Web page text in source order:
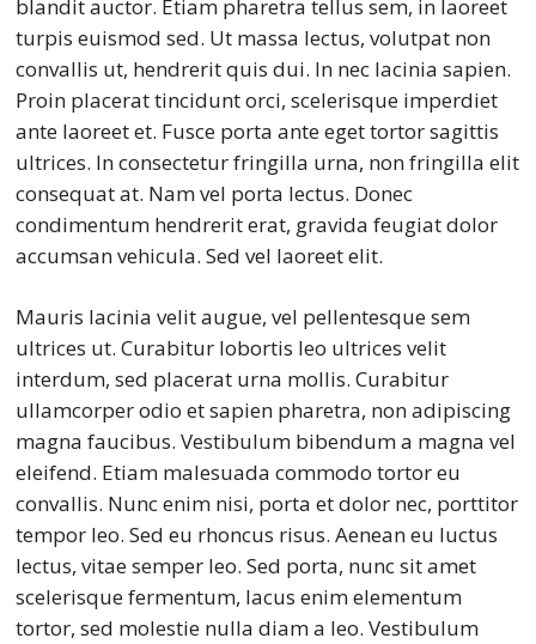
blandit auctor. Etiam pharetra tellus sem, in laoreet
turpis euismod sed. Ut massa lectus, volutpat non
convallis ut, hendrerit quis dui. In nec lacinia sapien.
Proin placerat tincidunt orci, scelerisque imperdiet
ante laoreet et. Fusce porta ante eget tortor sagittis
ultrices. In consectetur fringilla urna, non fringilla elit
consequat at. Nam vel porta lectus. Donec
condimentum hendrerit erat, gravida feugiat dolor
accumsan vehicula. Sed vel laoreet elit.
Mauris lacinia velit augue, vel pellentesque sem
ultrices ut. Curabitur lobortis leo ultrices velit
interdum, sed placerat urna mollis. Curabitur
ullamcorper odio et sapien pharetra, non adipiscing
magna faucibus. Vestibulum bibendum a magna vel
eleifend. Etiam malesuada commodo tortor eu
convallis. Nunc enim nisi, porta et dolor nec, porttitor
tempor leo. Sed eu rhoncus risus. Aenean eu luctus
lectus, vitae semper leo. Sed porta, nunc sit amet
scelerisque fermentum, lacus enim elementum
tortor, sed molestie nulla diam a leo. Vestibulum